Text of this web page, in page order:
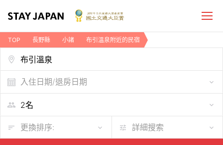
TOP 長野縣 小諸 布引溫泉附近的民宿
入住日期/退房日期
更換排序: 詳細搜索